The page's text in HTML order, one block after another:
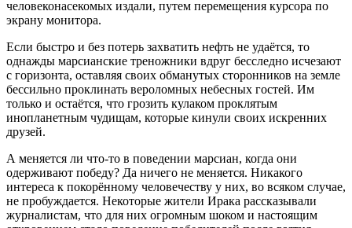
человеконасекомых издали, путем перемещения курсора по
экрану монитора.
Если быстро и без потерь захватить нефть не удаётся, то
однажды марсианские треножники вдруг бесследно исчезают
с горизонта, оставляя своих обманутых сторонников на земле
бессильно проклинать вероломных небесных гостей. Им
только и остаётся, что грозить кулаком проклятым
инопланетным чудищам, которые кинули своих искренних
друзей.
А меняется ли что-то в поведении марсиан, когда они
одерживают победу? Да ничего не меняется. Никакого
интереса к покорённому человечеству у них, во всяком случае,
не пробуждается. Некоторые жители Ирака рассказывали
журналистам, что для них огромным шоком и настоящим